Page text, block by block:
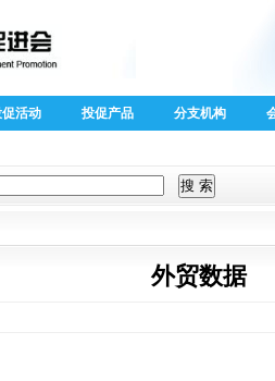
活动 投促产品 分支机构
外贸数据